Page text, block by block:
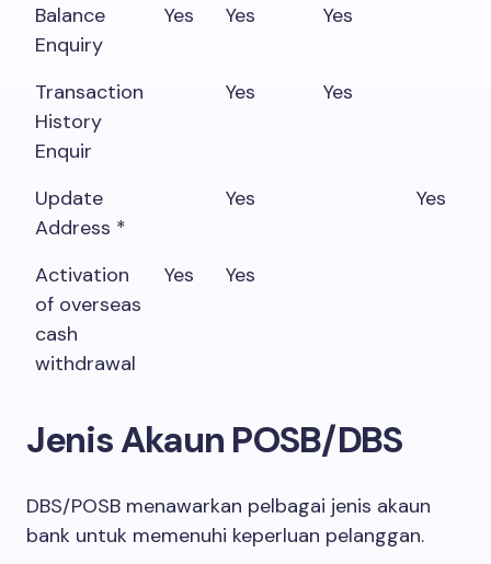
Balance
Enquiry
Yes Yes Yes
Transaction
History
Enquir
Yes Yes
Update
Address *
Yes Yes
Activation
of overseas
cash
withdrawal
Yes Yes
Jenis Akaun POSB/DBS
DBS/POSB menawarkan pelbagai jenis akaun
bank untuk memenuhi keperluan pelanggan.